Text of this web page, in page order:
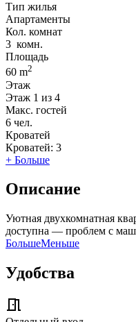
Тип жилья
Апартаменты
Кол. комнат
3 комн.
Площадь
60 m2
Этаж
Этаж 1 из 4
Макс. гостей
6 чел.
Кроватей
Кроватей: 3
+ Больше
Описание
Уютная двухкомнатная
доступна — проблем с
БольшеМеньше
Удобства